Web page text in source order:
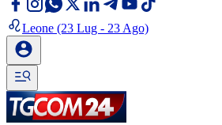
Leone (23 Lug - 23 Ago)